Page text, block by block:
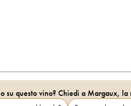
su questo vino? Chiedi a Margaux, la